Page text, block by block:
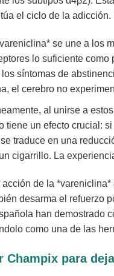
el ciclo de la
se une a los
lo suficiente
síntomas de
el cerebro no
al unirse a
tiene un efecto crucial:
se traduce en una
cigarrillo. La
de la
desarma el refuerzo
han demostrado
como una de las
Champix para